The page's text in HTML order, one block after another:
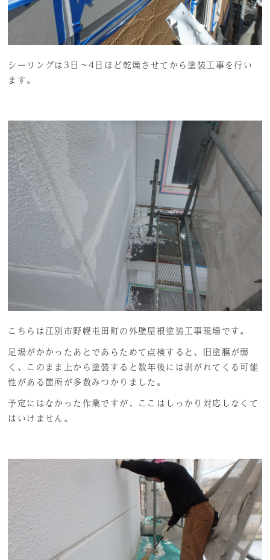
シーリングは3日～4日ほど乾燥させてから塗装工事を行い
ます。
こちらは江別市野幌屯田町の外壁屋根塗装工事現場です。
足場がかかったあとであらためて点検すると、旧塗膜が弱
く、このまま上から塗装すると数年後には剥がれてくる可能
性がある箇所が多数みつかりました。
予定にはなかった作業ですが、ここはしっかり対応しなくて
はいけません。